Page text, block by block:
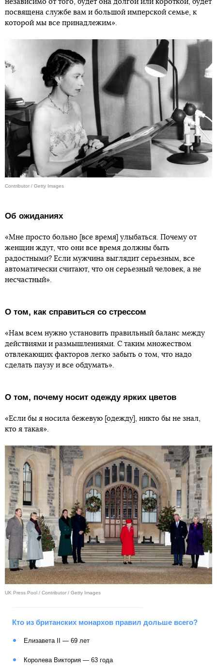
независимо от того, будет она долгой или короткой, будет
посвящена службе вам и большой имперской семье, к
которой мы все принадлежим».
Contributor / Getty Images
Об ожиданиях
«Мне просто больно [все время] улыбаться. Почему от
женщин ждут, что они все время должны быть
радостными? Если мужчина выглядит серьезным, все
автоматически считают, что он серьезный человек, а не
несчастный».
О том, как справиться со стрессом
«Нам всем нужно установить правильный баланс между
действиями и размышлениями. С таким множеством
отвлекающих факторов легко забыть о том, что надо
сделать паузу и все обдумать».
О том, почему носит одежду ярких цветов
«Если бы я носила бежевую [одежду], никто бы не знал,
кто я такая».
UK Press Pool / Contributor / Getty Images
Кто из британских монархов правил дольше всего?
Елизавета II — 69 лет
Королева Виктория — 63 года